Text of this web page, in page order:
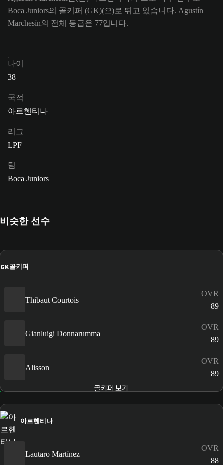
Boca Juniors의 골키퍼 (GK)(으)로 뛰고 있습니다. Agustín
Marchesín의 전체 등급은 77입니다.
나이
38
국적
아르헨티나
리그
LPF
팀
Boca Juniors
비슷한 선수
GK골키퍼
Thibaut Courtois
OVR
89
Gianluigi Donnarumma
OVR
89
Alisson
OVR
89
골키퍼 보기
아르헨티나
Lautaro Martínez
OVR
88